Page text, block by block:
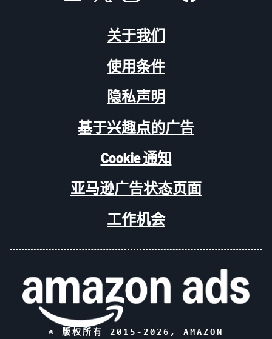
关于我们
使用条件
隐私声明
基于兴趣点的广告
Cookie 通知
亚马逊广告状态页面
工作机会
© 版权所有 2015- 2026 , AMAZON